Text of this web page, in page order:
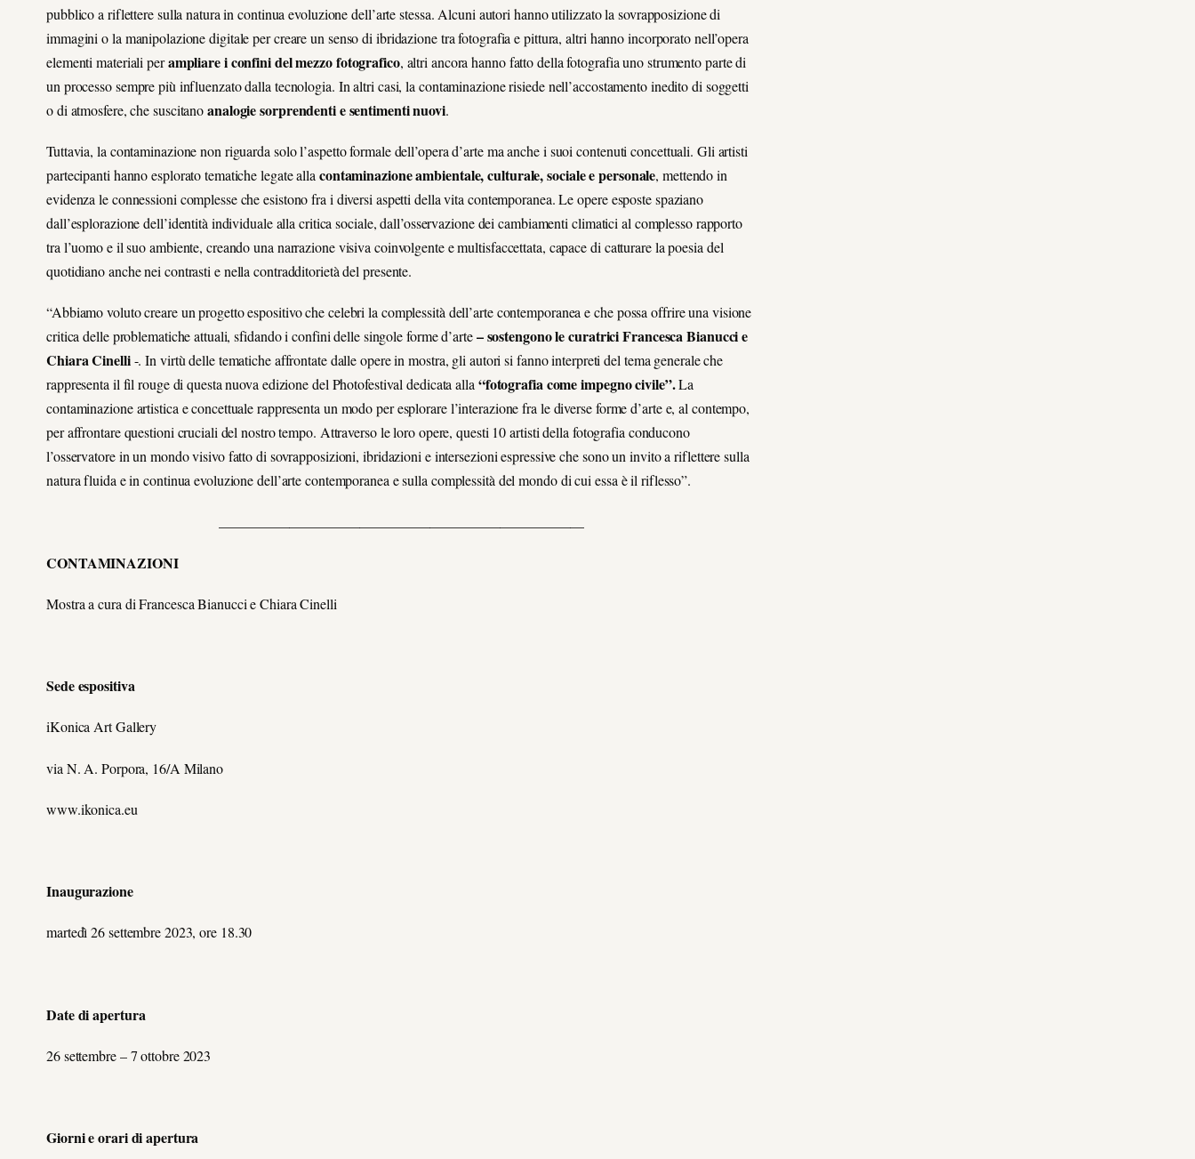
pubblico a riflettere sulla natura in continua evoluzione dell’arte stessa. Alcuni autori hanno utilizzato la sovrapposizione di
immagini o la manipolazione digitale per creare un senso di ibridazione tra fotografia e pittura, altri hanno incorporato nell’opera
elementi materiali perampliare i confini del mezzo fotografico, altri ancora hanno fatto della fotografia uno strumento parte di
un processo sempre più influenzato dalla tecnologia. In altri casi, la contaminazione risiede nell’accostamento ineditodi soggetti
o di atmosfere, che suscitanoanalogie sorprendenti e sentimenti nuovi.
Tuttavia, la contaminazione non riguarda solo l’aspetto formale dell’opera d’arte ma anche i suoi contenuti concettuali. Gli artisti
partecipanti hanno esplorato tematiche legate alla contaminazione ambientale, culturale, sociale e personale, mettendo in
evidenza le connessioni complesse che esistono fra i diversi aspetti della vita contemporanea. Le opere esposte spaziano
dall’esplorazione dell’identità individuale alla critica sociale, dall’osservazione dei cambiamenti climatici al complesso rapporto
tra l’uomo e il suo ambiente, creando una narrazione visiva coinvolgente e multisfaccettata, capace di catturare la poesia del
quotidianoanche nei contrasti e nella contradditorietà del presente.
“Abbiamo voluto creare un progetto espositivo che celebri la complessità dell’arte contemporanea e che possa offrire una visione
critica delle problematiche attuali, sfidando i confini delle singole forme d’arte– sostengono le curatrici Francesca Bianucci e
Chiara Cinelli-. In virtù delle tematiche affrontate dalle opere in mostra, gli autori si fanno interpreti del tema generale che
rappresenta il fil rouge di questa nuova edizione del Photofestival dedicata alla“fotografia come impegno civile”.La
contaminazione artistica e concettuale rappresenta un modo per esplorare l’interazione fra le diverse forme d’arte e, al contempo,
per affrontare questioni cruciali del nostro tempo. Attraverso le loro opere, questi 10 artisti della fotografia conducono
l’osservatore in un mondo visivo fatto di sovrapposizioni, ibridazioni e intersezioni espressive che sono un invito a riflettere sulla
natura fluida e in continua evoluzione dell’arte contemporanea e sulla complessità del mondo di cui essa è il riflesso”.
CONTAMINAZIONI
Mostra a cura di Francesca Bianucci e Chiara Cinelli
Sede espositiva
iKonica Art Gallery
via N. A. Porpora, 16/A Milano
www.ikonica.eu
Inaugurazione
martedì 26 settembre 2023, ore 18.30
Date di apertura
26 settembre – 7 ottobre 2023
Giorni e orari di apertura